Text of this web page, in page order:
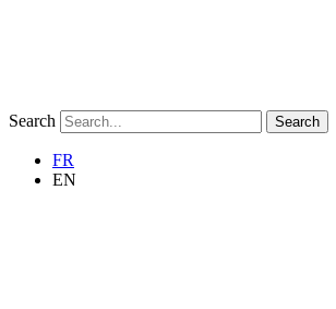
Search Search
FR
EN